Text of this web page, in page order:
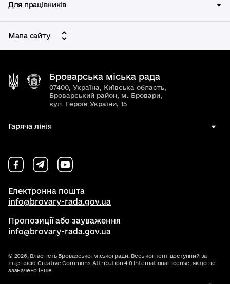
Для працівників
Мапа сайту
Броварська міська рада
07400, Україна, Київська область,
Броварський район, м. Бровари,
вул. Героїв України, 15
Гаряча лінія
Електронна пошта
info@brovary-rada.gov.ua
Пропозиції або зауваження
info@brovary-rada.gov.ua
© 2026, Власність Броварської міської ради. Весь контент доступний за
ліцензією Creative Commons Attribution 4.0 International license , якщо не
зазначено інше